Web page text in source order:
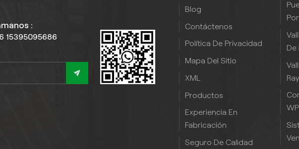
:
15395095686
Blog
Contáctenos
Política De Privacidad
Mapa Del Sitio
XML
Productos
Experiencia En
Fabricación
Seguro De Calidad
De